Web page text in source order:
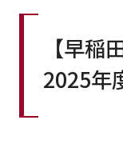
【早稲
2025年